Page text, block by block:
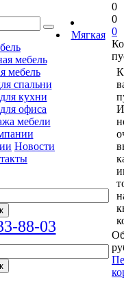
Мягкая
мебель
мебель
спальни
кухни
офиса
мебели
Новости
88-03
0
0
0